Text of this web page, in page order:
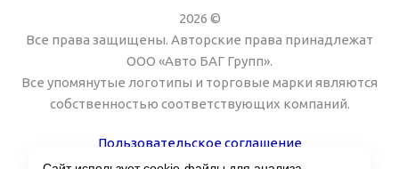
2026 ©
Все права защищены. Авторские права принадлежат
ООО «Авто БАГ Групп».
Все упомянутые логотипы и торговые марки являются
собственностью соответствующих компаний.
Пользовательское соглашение